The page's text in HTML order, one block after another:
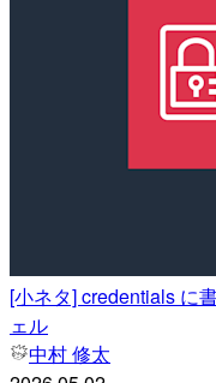
[小ネタ] credentials に
ェル
中村 修太